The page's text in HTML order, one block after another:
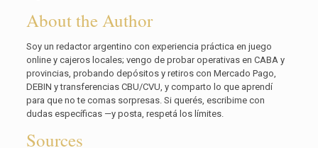
About the Author
Soy un redactor argentino con experiencia práctica en juego
online y cajeros locales; vengo de probar operativas en CABA y
provincias, probando depósitos y retiros con Mercado Pago,
DEBIN y transferencias CBU/CVU, y comparto lo que aprendí
para que no te comas sorpresas. Si querés, escribime con
dudas específicas —y posta, respetá los límites.
Sources